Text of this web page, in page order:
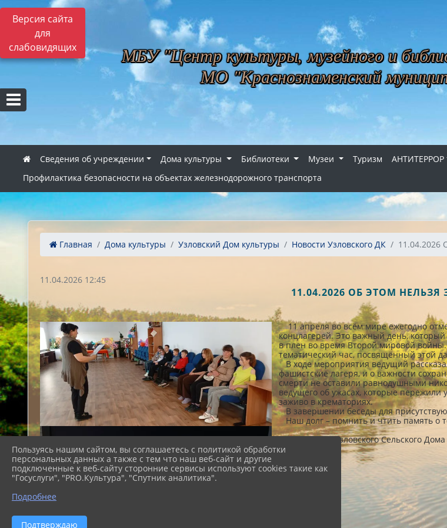
Версия сайта
для
слабовидящих
МБУ "Центр культуры, музейного и
МО "Краснознаменский
Сведения об учреждении Дома культуры Библиотеки Музеи Туризм АНТИТЕРРОР
Профилактика безопасности на объектах железнодорожного транспорта
Главная Дома культуры Узловский Дом культуры Новости Узловского ДК 11.04.2026
11.04.2026 12:45
11.04.2026 ОБ ЭТОМ НЕЛЬЗЯ
11 апреля во всём мире ежегодно
концлагерей. Это важный день,
в плен во время Второй мировой
тематический час, посвящённый этой
В ходе мероприятия ведущий
фашистские лагеря, и о важности
смерти не оставили равнодушными
ведущего об ужасах, которые
заживо в крематориях.
В завершении беседы для
Наш долг – помнить и чтить память о
Заведующий Узловского Сельского
Пользуясь нашим сайтом, вы соглашаетесь с политикой обработки
персональных данных а также с тем что наш веб-сайт и другие
подключенные к веб-сайту сторонние сервисы используют cookies такие как
"Госуслуги", "PRO.Культура", "Спутник аналитика".
Подробнее
Подтверждаю